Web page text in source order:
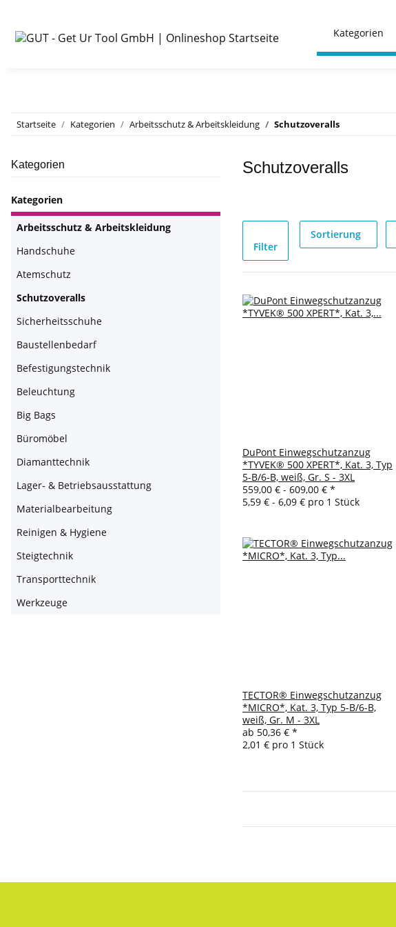
Kategorien
Startseite Kategorien Arbeitsschutz & Arbeitskleidung Schutzoveralls
Schutzoveralls
Filter
Sortierung
DuPont Einwegschutzanzug
*TYVEK® 500 XPERT*, Kat. 3, Typ
5-B/6-B, weiß, Gr. S - 3XL
559,00 € - 609,00 € *
5,59 € - 6,09 € pro 1 Stück
TECTOR® Einwegschutzanzug
*MICRO*, Kat. 3, Typ 5-B/6-B,
weiß, Gr. M - 3XL
ab 50,36 € *
2,01 € pro 1 Stück
Kategorien
Kategorien
Arbeitsschutz & Arbeitskleidung
Handschuhe
Atemschutz
Schutzoveralls
Sicherheitsschuhe
Baustellenbedarf
Befestigungstechnik
Beleuchtung
Big Bags
Büromöbel
Diamanttechnik
Lager- & Betriebsausstattung
Materialbearbeitung
Reinigen & Hygiene
Steigtechnik
Transporttechnik
Werkzeuge